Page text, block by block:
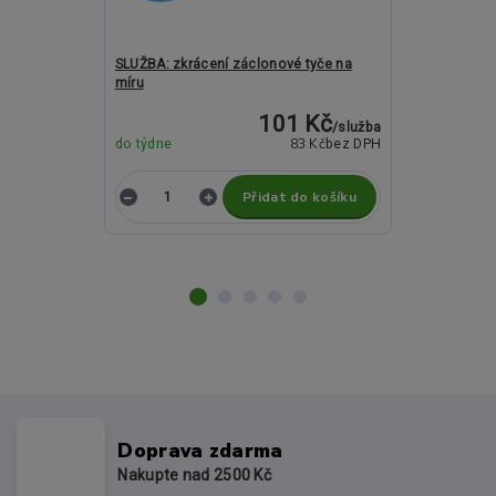
SLUŽBA: zkrácení záclonové tyče na
míru
101 Kč/služba
83 Kč bez DPH
do týdne
Přidat do košíku
Doprava zdarma
Nakupte nad 2500 Kč